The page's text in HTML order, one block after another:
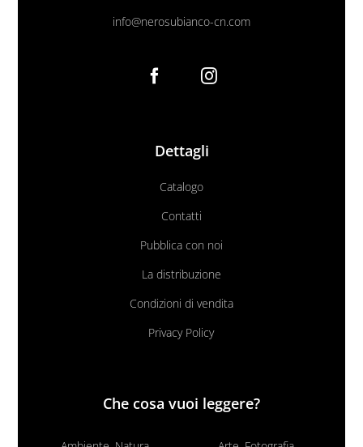
info@nerosubianco-cn.com
Dettagli
Catalogo
Contatti
Pubblica con noi
La distribuzione
Condizioni di vendita
Privacy Policy
Che cosa vuoi leggere?